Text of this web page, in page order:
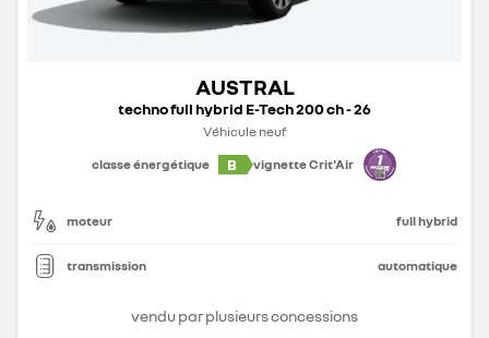
AUSTRAL
techno full hybrid E-Tech 200 ch - 26
Véhicule neuf
classe énergétique
B vignette Crit'Air
moteur full hybrid
transmission automatique
vendu par plusieurs concessions